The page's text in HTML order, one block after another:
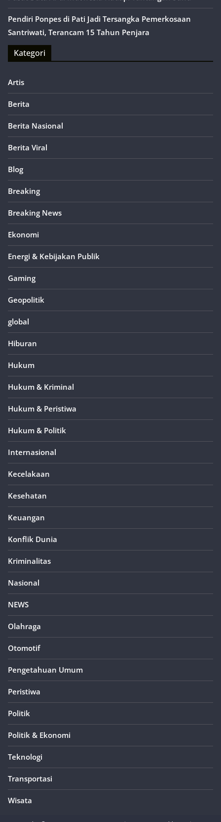
Pendiri Ponpes di Pati Jadi Tersangka Pemerkosaan
Santriwati, Terancam 15 Tahun Penjara
Kategori
Artis
Berita
Berita Nasional
Berita Viral
Blog
Breaking
Breaking News
Ekonomi
Energi & Kebijakan Publik
Gaming
Geopolitik
global
Hiburan
Hukum
Hukum & Kriminal
Hukum & Peristiwa
Hukum & Politik
Internasional
Kecelakaan
Kesehatan
Keuangan
Konflik Dunia
Kriminalitas
Nasional
NEWS
Olahraga
Otomotif
Pengetahuan Umum
Peristiwa
Politik
Politik & Ekonomi
Teknologi
Transportasi
Wisata